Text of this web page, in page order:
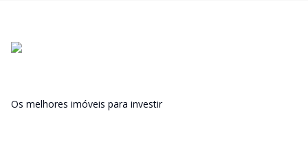
Os melhores imóveis para investir